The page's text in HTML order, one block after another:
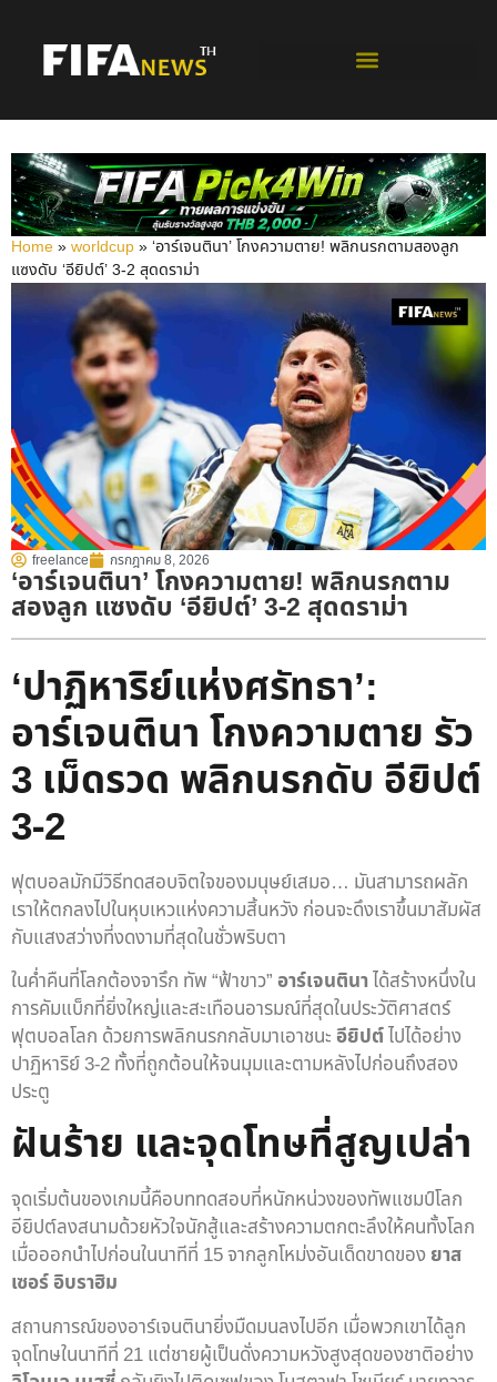
Home»worldcup»‘อาร์เจนตินา’ โกงความตาย! พลิกนรกตามสองลูก
แซงดับ ‘อียิปต์’ 3-2 สุดดราม่า
freelance กรกฎาคม 8, 2026
‘อาร์เจนตินา’ โกงความตาย! พลิกนรกตาม
สองลูก แซงดับ ‘อียิปต์’ 3-2 สุดดราม่า
‘ปาฏิหาริย์แห่งศรัทธา’:
อาร์เจนตินา โกงความตาย รัว
3 เม็ดรวด พลิกนรกดับ อียิปต์
3-2
ฟุตบอลมักมีวิธีทดสอบจิตใจของมนุษย์เสมอ… มันสามารถผลัก
เราให้ตกลงไปในหุบเหวแห่งความสิ้นหวัง ก่อนจะดึงเราขึ้นมาสัมผัส
กับแสงสว่างที่งดงามที่สุดในชั่วพริบตา
ในค่ำคืนที่โลกต้องจารึก ทัพ “ฟ้าขาว”อาร์เจนตินาได้สร้างหนึ่งใน
การคัมแบ็กที่ยิ่งใหญ่และสะเทือนอารมณ์ที่สุดในประวัติศาสตร์
ฟุตบอลโลก ด้วยการพลิกนรกกลับมาเอาชนะอียิปต์ไปได้อย่าง
ปาฏิหาริย์ 3-2 ทั้งที่ถูกต้อนให้จนมุมและตามหลังไปก่อนถึงสอง
ประตู
ฝันร้าย และจุดโทษที่สูญเปล่า
จุดเริ่มต้นของเกมนี้คือบททดสอบที่หนักหน่วงของทัพแชมป์โลก
อียิปต์ลงสนามด้วยหัวใจนักสู้และสร้างความตกตะลึงให้คนทั้งโลก
เมื่อออกนำไปก่อนในนาทีที่ 15 จากลูกโหม่งอันเด็ดขาดของยาส
เซอร์ อิบราฮิม
สถานการณ์ของอาร์เจนตินายิ่งมืดมนลงไปอีก เมื่อพวกเขาได้ลูก
จุดโทษในนาทีที่ 21 แต่ชายผู้เป็นดั่งความหวังสูงสุดของชาติอย่าง